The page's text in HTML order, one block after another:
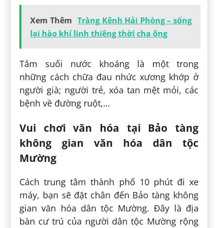
Xem Thêm Tràng Kênh Hải Phòng – sống
lại hào khí linh thiêng thời cha ông
Tắm suối nước khoáng là một trong
những cách chữa đau nhức xương khớp ở
người già; người trẻ, xóa tan mệt mỏi, các
bệnh về đường ruột,…
Vui chơi văn hóa tại Bảo tàng
không gian văn hóa dân tộc
Mường
Cách trung tâm thành phố 10 phút đi xe
máy, bạn sẽ đặt chân đến Bảo tàng không
gian văn hóa dân tộc Mường. Đây là địa
bàn cư trú của người dân tộc Mường rộng